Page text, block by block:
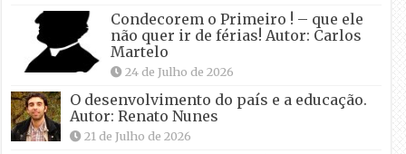
Condecorem o Primeiro ! – que ele
não quer ir de férias! Autor: Carlos
Martelo
24 de Julho de 2026
O desenvolvimento do país e a educação.
Autor: Renato Nunes
21 de Julho de 2026